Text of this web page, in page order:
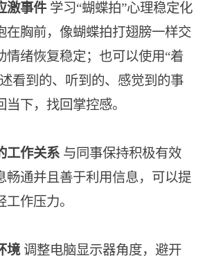
事件 学习“蝴蝶拍”心理稳定化
在胸前，像蝴蝶拍打翅膀一样交
情绪恢复稳定；也可以使用“着
看到的、听到的、感觉到的事
下，找回掌控感。
作关系 与同事保持积极有效
畅通并且善于利用信息，可以提
作压力。
境调整电脑显示器角度，避开